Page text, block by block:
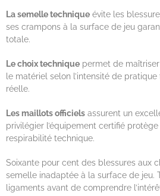
La semelle technique évite les
ses crampons à la surface de jeu
totale.
Le choix technique permet de
le matériel selon l’intensité de
réelle.
Les maillots officiels assurent un
privilégier l’équipement certifié
respirabilité technique.
Soixante pour cent des blessures aux
semelle inadaptée à la surface de jeu.
ligaments avant de comprendre